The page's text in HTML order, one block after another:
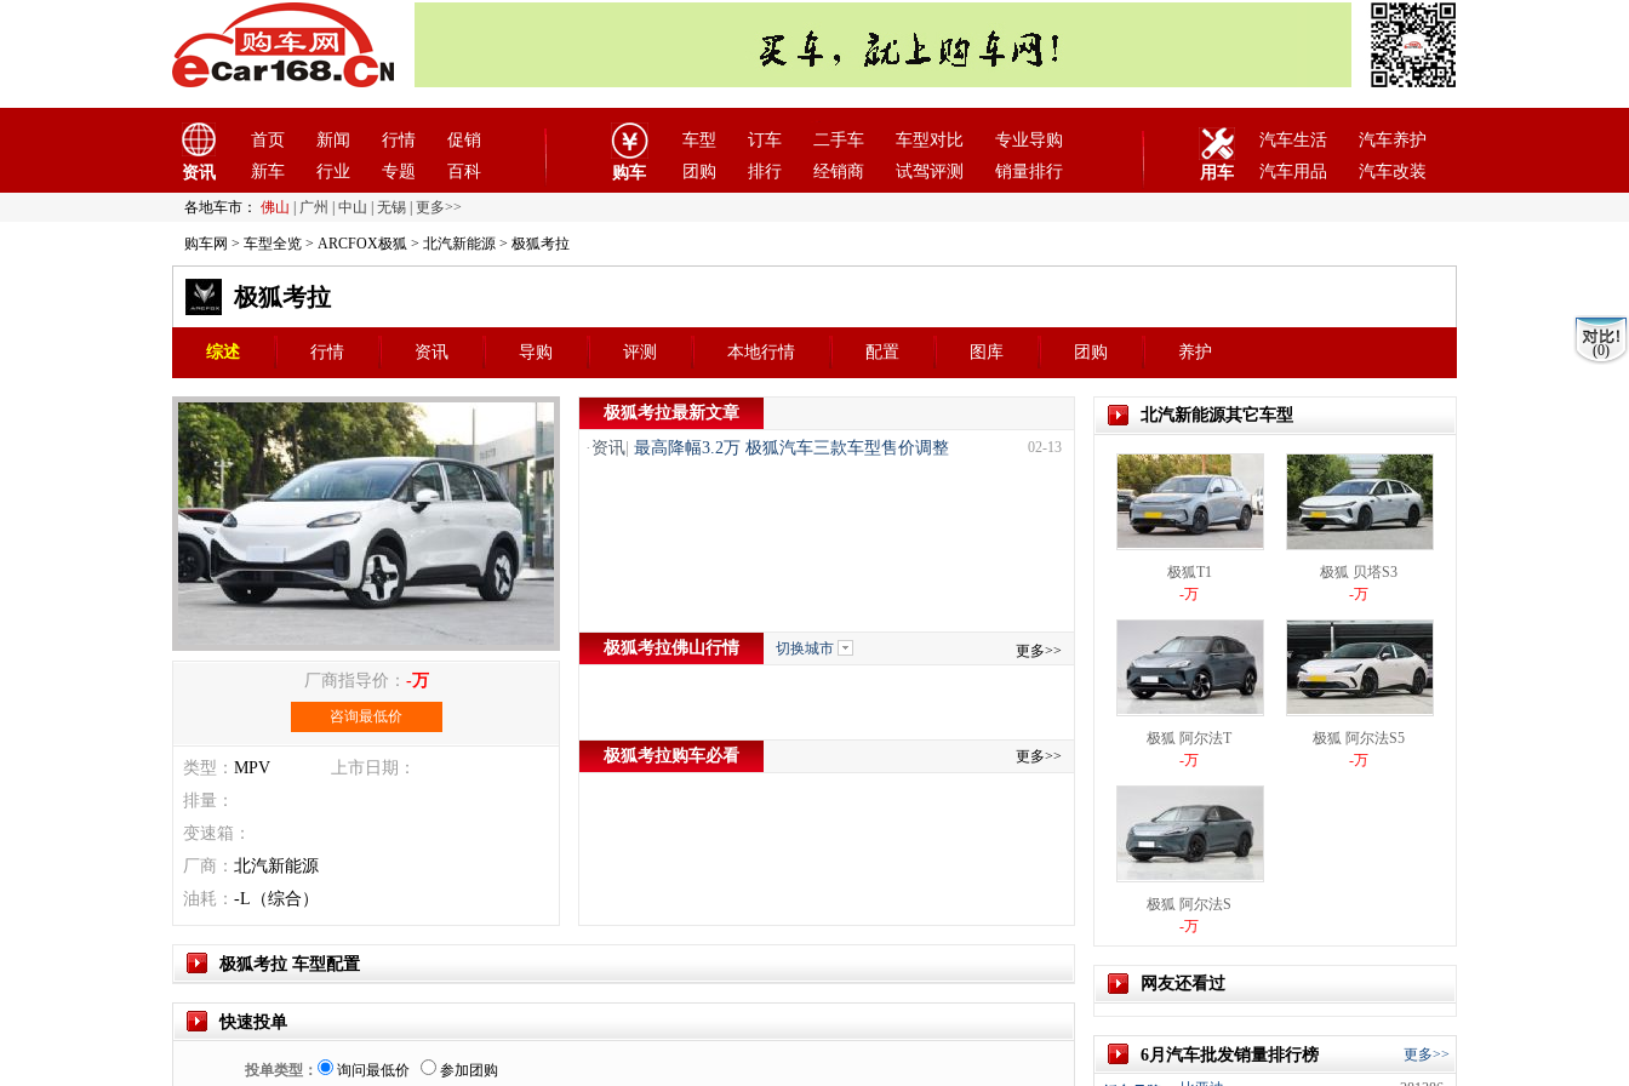
资讯
首页 新闻 行情
促销
新车
行业 专题 百科 购车
车型 订车 二手车 车型对比
专业导购
团购
排行 经销商 试驾评测 销量排行 用车
汽车生活
汽车养护
汽车用品
汽车改装
各地车市： 佛山 广州 中山 无锡 更多>>
购车网 > 车型全览 > ARCFOX极狐 > 北汽新能源 > 极狐考拉
极狐考拉
综述 行情 资讯 导购 评测 本地行情 配置 图库 团购 养护
厂商指导价： -万
咨询最低价
类型： MPV
上市日期：
排量：
变速箱：
厂商： 北汽新能源
油耗： -L（综合）
极狐考拉最新文章
· 资讯 最高降幅3.2万 极狐汽车三款车型售价调整 02-13
极狐考拉佛山行情 切换城市 更多>>
极狐考拉购车必看 更多>>
极狐考拉 车型配置
快速投单
投单类型： 询问最低价 参加团购
北汽新能源其它车型
极狐T1
-万
极狐 贝塔S3
-万
极狐 阿尔法T
-万
极狐 阿尔法S5
-万
极狐 阿尔法S
-万
网友还看过
6月汽车批发销量排行榜 更多>>
(0)